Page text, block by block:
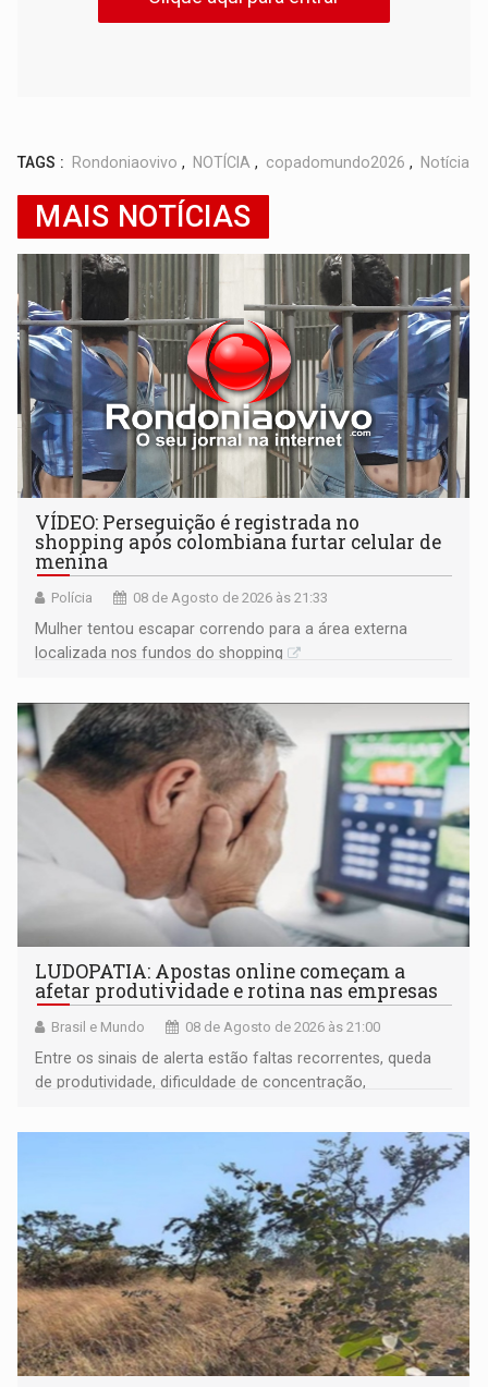
TAGS : Rondoniaovivo , NOTÍCIA , copadomundo2026 , Notícia
MAIS NOTÍCIAS
VÍDEO: Perseguição é registrada no
shopping após colombiana furtar celular de
menina
Polícia 08 de Agosto de 2026 às 21:33
Mulher tentou escapar correndo para a área externa
localizada nos fundos do shopping
LUDOPATIA: Apostas online começam a
afetar produtividade e rotina nas empresas
Brasil e Mundo 08 de Agosto de 2026 às 21:00
Entre os sinais de alerta estão faltas recorrentes, queda
de produtividade, dificuldade de concentração,